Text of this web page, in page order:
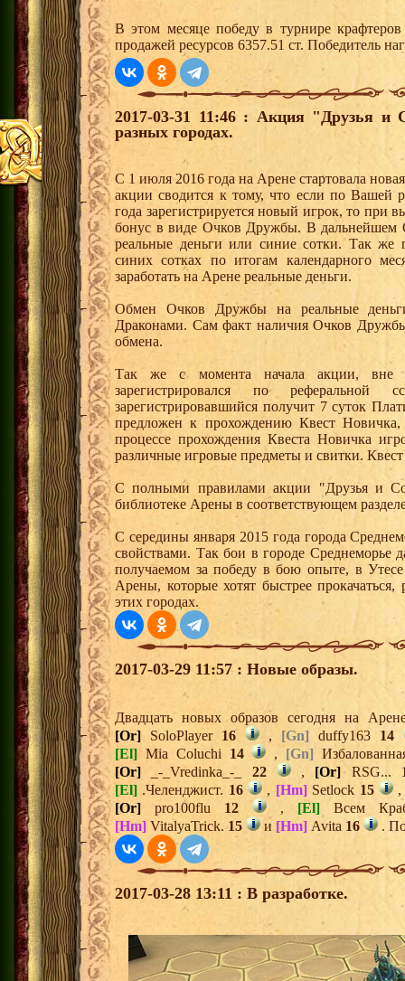
В этом месяце победу в турнире
продажей ресурсов 6357.51 ст. Победитель
2017-03-31 11:46 : Акция "Друзья и
разных городах.
С 1 июля 2016 года на Арене стартовала
акции сводится к тому, что если по Вашей
года зарегистрируется новый игрок, то
бонус в виде Очков Дружбы. В дальнейшем
реальные деньги или синие сотки. Так же
синих сотках по итогам календарного
заработать на Арене реальные деньги.
Обмен Очков Дружбы на реальные деньги
Драконами. Сам факт наличия Очков
обмена.
Так же с момента начала акции, вне
зарегистрировался по
зарегистрировавшийся получит 7 суток
предложен к прохождению Квест
процессе прохождения Квеста Новичка
различные игровые предметы и свитки.
С полными правилами акции "Друзья и
библиотеке Арены в соответствующем
С середины января 2015 года города
свойствами. Так бои в городе Среднеморье
получаемом за победу в бою опыте, в
Арены, которые хотят быстрее
этих городах.
2017-03-29 11:57 : Новые образы.
Двадцать новых образов сегодня на
[Or] SoloPlayer 16 , [Gn] duffy163 14
[El] Mia Coluchi 14 , [Gn]
[Or] _-_Vredinka_-_ 22 , [Or]RSG...
[El] .Челенджист. 16 , [Hm]Setlock 15
[Or] pro100flu 12 , [El]Всем
[Hm] VitalyaTrick. 15 и [Hm] Avita 16 .
2017-03-28 13:11 : В разработке.